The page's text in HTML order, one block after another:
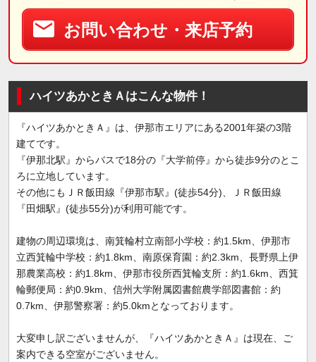
お問い合わせ・来店予約
ハイツあかときＡはこんな物件！
『ハイツあかときＡ』は、伊那市エリアにある2001年築の3階
建てです。
『伊那北駅』からバスで18分の『大学前停』から徒歩9分のとこ
ろに立地しています。
その他にもＪＲ飯田線『伊那市駅』(徒歩54分)、ＪＲ飯田線
『田畑駅』(徒歩55分)が利用可能です。
建物の周辺環境は、南箕輪村立南部小学校：約1.5km、伊那市
立西箕輪中学校：約1.8km、南原保育園：約2.3km、長野県上伊
那農業高校：約1.8km、伊那市役所西箕輪支所：約1.6km、西箕
輪郵便局：約0.9km、信州大学附属図書館農学部図書館：約
0.7km、伊那警察署：約5.0kmとなっております。
大変申し訳ございませんが、『ハイツあかときＡ』は現在、ご
案内できる空室がございません。